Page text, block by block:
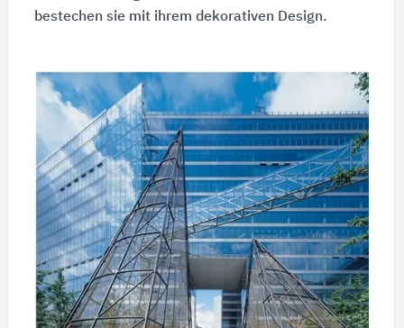
bestechen sie mit ihrem dekorativen Design.